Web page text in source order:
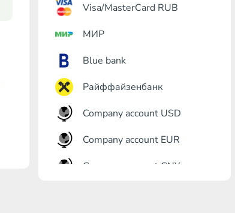
Visa/MasterCard RUB
МИР
Blue bank
Райффайзенбанк
Company account USD
Company account EUR
Company account CNY